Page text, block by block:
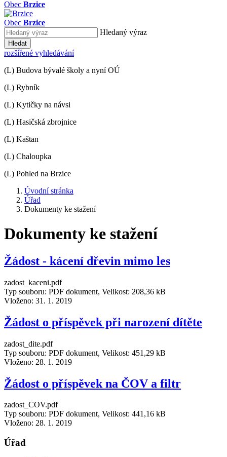
Obec Brzice
Obec Brzice
Hledaný výraz
Hledat
rozšířené vyhledávání
(L) Budova bývalé školy a nyní OÚ
(L) Rybník
(L) Kytičky na návsi
(L) Hasičská zbrojnice
(L) Kaštan
(L) Chaloupka
(L) Pohled na Brzice
Úvodní stránka
Úřad
Dokumenty ke stažení
Dokumenty ke stažení
Žádost - kácení dřevin mimo les
zadost_kaceni.pdf
Typ souboru: PDF dokument, Velikost: 208,36 kB
Vloženo: 31. 1. 2019
Žádost o příspěvek při narození dítěte
zadost_dite.pdf
Typ souboru: PDF dokument, Velikost: 451,29 kB
Vloženo: 28. 1. 2019
Žádost o příspěvek na ČOV a filtr
zadost_COV.pdf
Typ souboru: PDF dokument, Velikost: 441,16 kB
Vloženo: 28. 1. 2019
Úřad